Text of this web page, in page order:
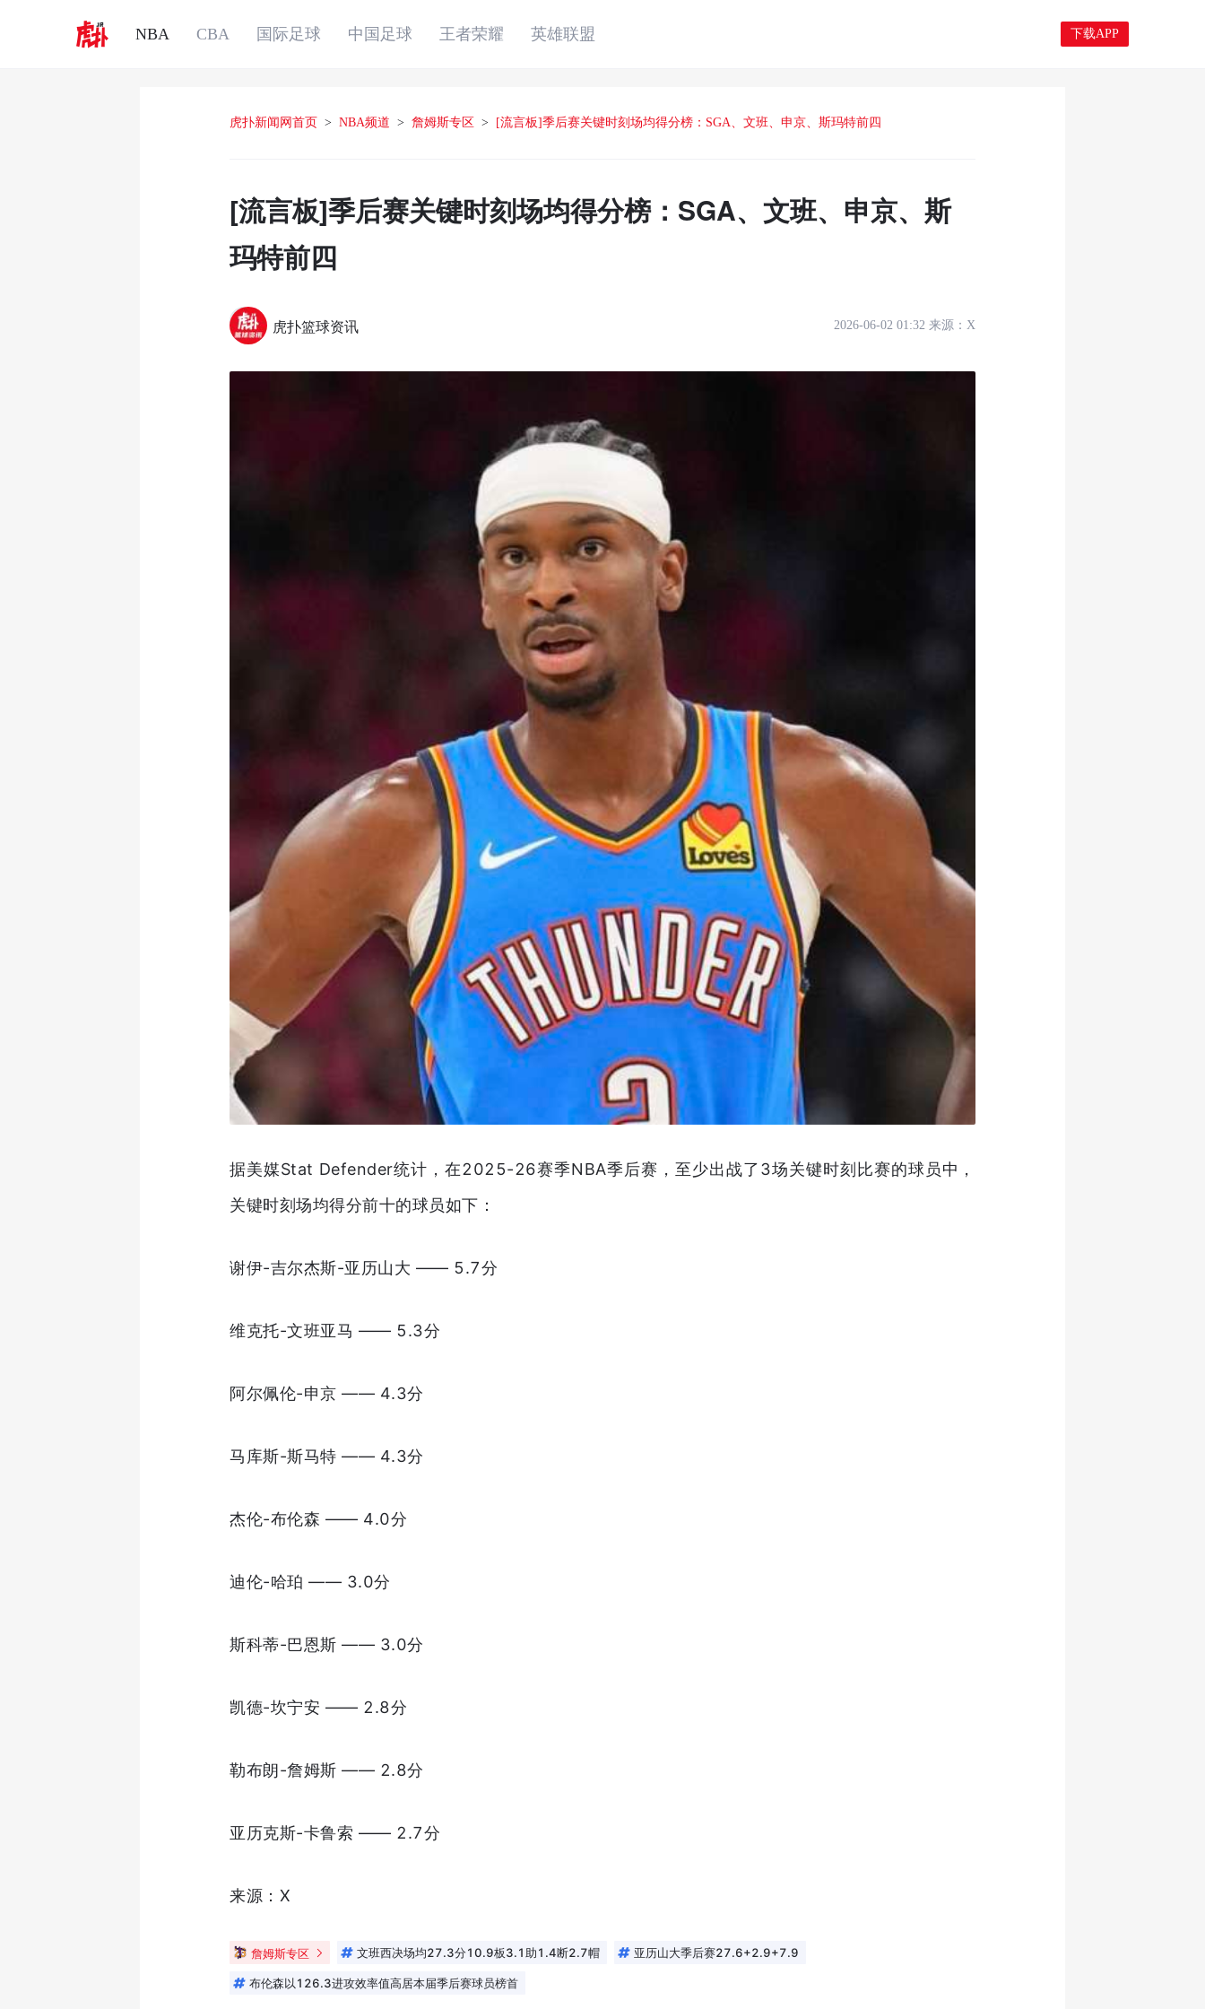
NBA CBA 国际足球 中国足球 王者荣耀 英雄联盟 下载APP
虎扑新闻网首页 > NBA频道 > 詹姆斯专区 > [流言板]季后赛关键时刻场均得分榜：SGA、文班、申京、斯玛特前四
[流言板]季后赛关键时刻场均得分榜：SGA、文班、申京、斯
玛特前四
虎扑篮球资讯 2026-06-02 01:32 来源： X
据美媒Stat Defender统计，在2025-26赛季NBA季后赛，至少出战了3场关键时刻比赛的球员中，
关键时刻场均得分前十的球员如下：
谢伊-吉尔杰斯-亚历山大 —— 5.7分
维克托-文班亚马 —— 5.3分
阿尔佩伦-申京 —— 4.3分
马库斯-斯马特 —— 4.3分
杰伦-布伦森 —— 4.0分
迪伦-哈珀 —— 3.0分
斯科蒂-巴恩斯 —— 3.0分
凯德-坎宁安 —— 2.8分
勒布朗-詹姆斯 —— 2.8分
亚历克斯-卡鲁索 —— 2.7分
来源：X
詹姆斯专区 文班西决场均27.3分10.9板3.1助1.4断2.7帽 亚历山大季后赛27.6+2.9+7.9
布伦森以126.3进攻效率值高居本届季后赛球员榜首